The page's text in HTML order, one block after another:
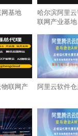
网基地
哈尔滨阿里
联网产业基地
联网产
阿里云软件